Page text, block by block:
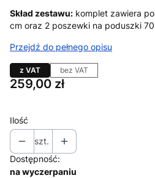
Skład zestawu: komplet zawiera
cm oraz 2 poszewki na poduszki
Przejdź do pełnego opisu
z VAT bez VAT
Cena
259,00 zł
Ilość
szt.
Dostępność:
na wyczerpaniu